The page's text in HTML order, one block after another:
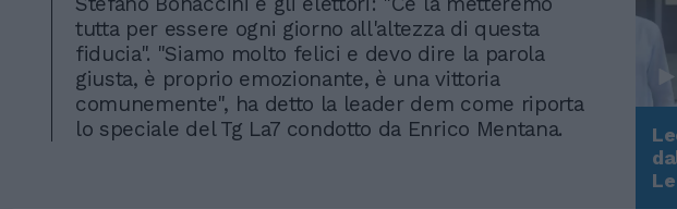
tutta per essere ogni giorno all'altezza di questa
fiducia". "Siamo molto felici e devo dire la parola
giusta, è proprio emozionante, è una vittoria
comunemente", ha detto la leader dem come riporta
lo speciale del Tg La7 condotto da Enrico Mentana.